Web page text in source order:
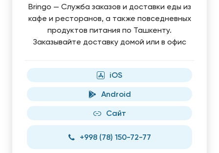
Bringo — Служба заказов и доставки еды из
кафе и ресторанов, а также повседневных
продуктов питания по Ташкенту.
Заказывайте доставку домой или в офис
iOS
Android
Сайт
+998 (78) 150-72-77